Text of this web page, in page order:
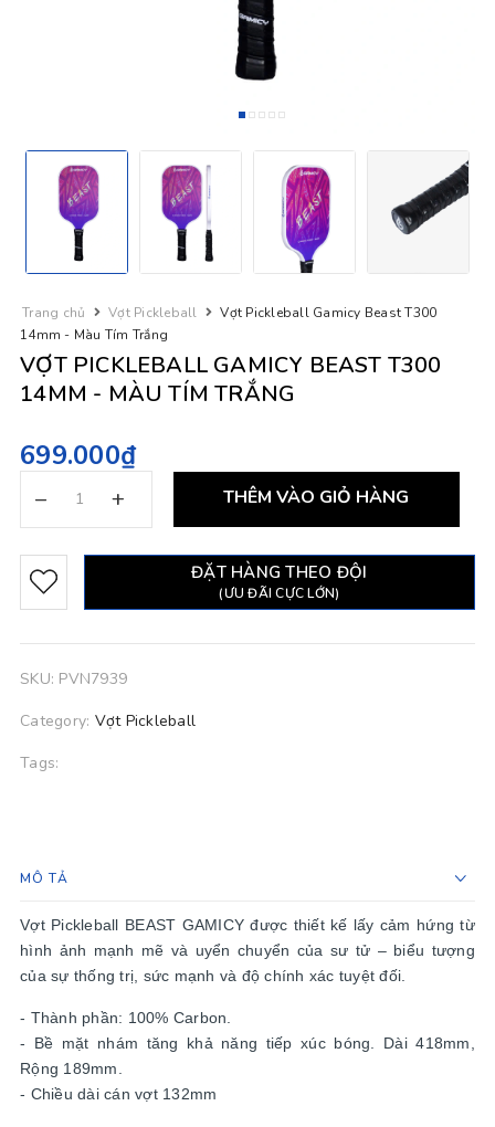
Trang chủ Vợt Pickleball
Vợt Pickleball Gamicy Beast T300
14mm - Màu Tím Trắng
VỢT PICKLEBALL GAMICY BEAST T300
14MM - MÀU TÍM TRẮNG
699.000₫
– + THÊM VÀO GIỎ HÀNG
ĐẶT HÀNG THEO ĐỘI
(ƯU ĐÃI CỰC LỚN)
SKU: PVN7939
Category: Vợt Pickleball
Tags:
MÔ TẢ
Vợt Pickleball BEAST GAMICY được thiết kế lấy cảm hứng từ
hình ảnh mạnh mẽ và uyển chuyển của sư tử – biểu tượng
của sự thống trị, sức mạnh và độ chính xác tuyệt đối.
- Thành phần: 100% Carbon.
- Bề mặt nhám tăng khả năng tiếp xúc bóng. Dài 418mm,
Rộng 189mm.
- Chiều dài cán vợt 132mm